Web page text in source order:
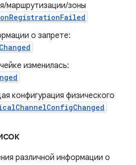
маршрутизации/зоны
onRegistrationFailed
о запрете:
изменилась:
конфигурация физического
различной информации о